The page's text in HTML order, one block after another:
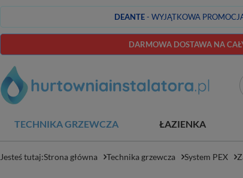
DEANTE- WYJĄTKOWA
DARMOWA DOSTAWA NA
TECHNIKA GRZEWCZA ŁAZIENKA
Jesteś tutaj:Strona główna Technika grzewcza System PEX